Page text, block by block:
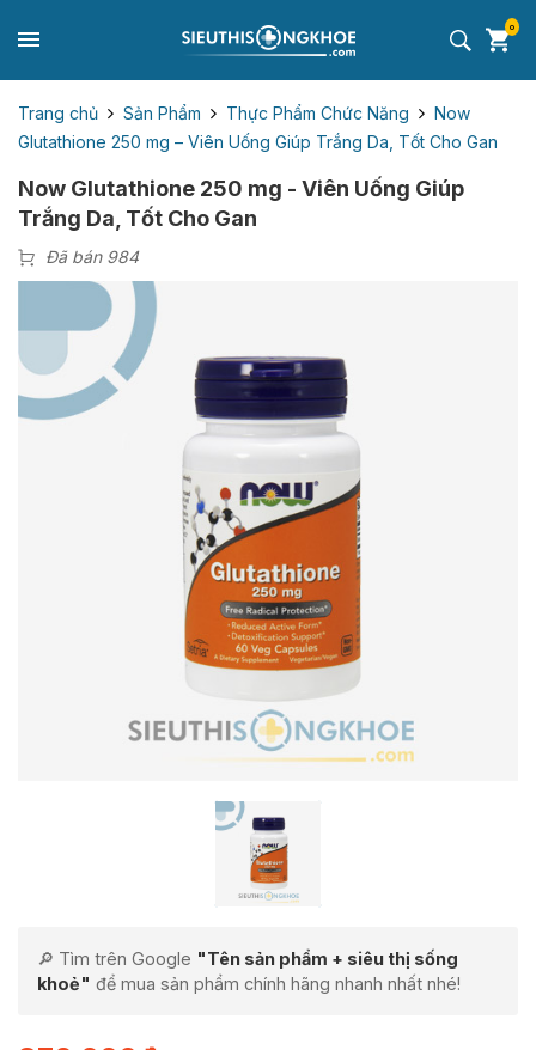
0
Trang chủ Sản Phẩm Thực Phẩm Chức Năng
Now
Glutathione 250 mg – Viên Uống Giúp Trắng Da, Tốt Cho Gan
Now Glutathione 250 mg - Viên Uống Giúp
Trắng Da, Tốt Cho Gan
Đã bán 984
🔎 Tìm trên Google "Tên sản phẩm + siêu thị sống
khoẻ" để mua sản phẩm chính hãng nhanh nhất nhé!